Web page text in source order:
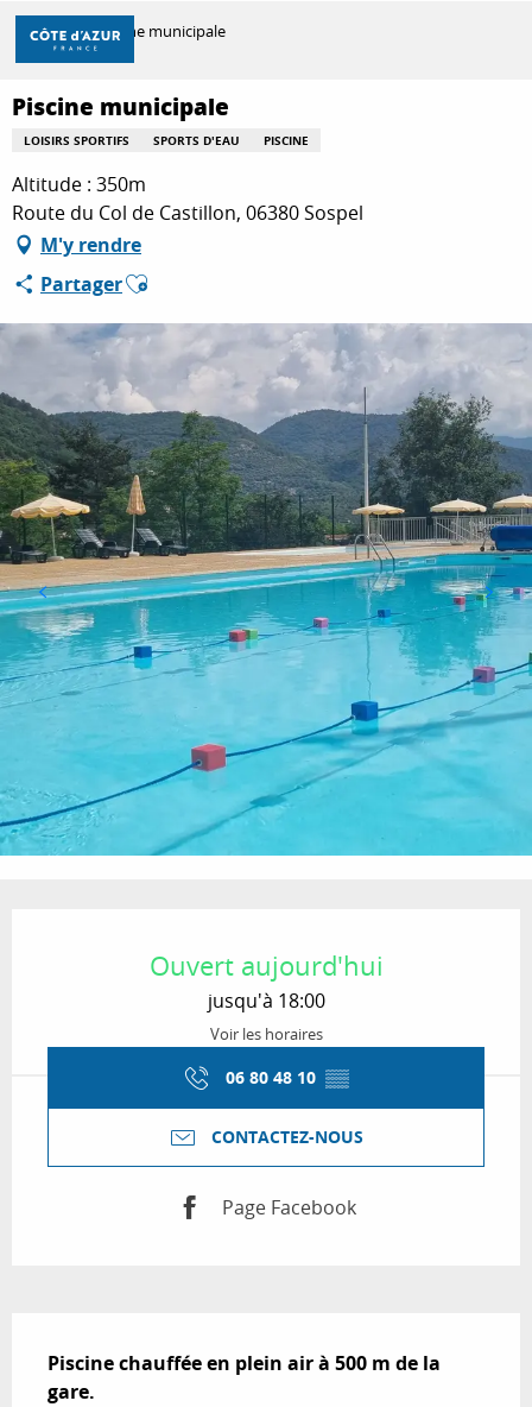
Aller
contenu
principal
DÉCOUVRIR
À FAIRE
SÉJOURNER
Accueil Piscine municipale
Piscine municipale
LOISIRS SPORTIFS SPORTS D'EAU PISCINE
Altitude : 350m
Route du Col de Castillon, 06380 Sospel
M'y rendre
PartagerAjouter aux favoris
Ouvert aujourd'hui
jusqu'à 18:00
Voir les horaires
06 80 48 10 ▒▒
CONTACTEZ-NOUS
Page Facebook
Piscine chauffée en plein air à 500 m de la
gare.